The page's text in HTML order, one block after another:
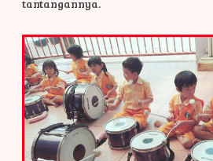
tantangannya.